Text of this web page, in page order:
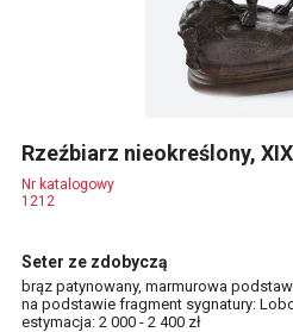
Rzeźbiarz nieokreślony,
Nr katalogowy
1212
Seter ze zdobyczą
brąz patynowany, marmurowa
na podstawie fragment sygnatury:
estymacja: 2 000 - 2 400 zł